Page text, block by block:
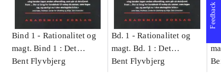
Bind 1 - Rationalitet og
magt. Bind 1 : Det
konkretes videnskab
Bent Flyvbjerg
Bd. 1 -Rationalitet og
magt. Bd. 1 : Det
konkretes videnskab
Bent Flyvbjerg
Feedback